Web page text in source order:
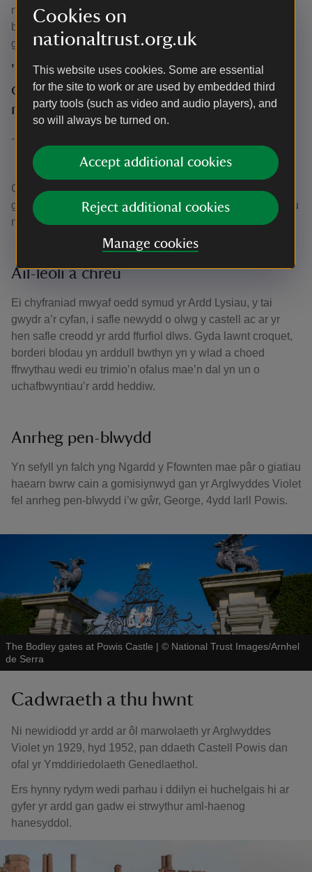
Cookies on
nationaltrust.org.uk
This website uses cookies. Some are essential
for the site to work or are used by embedded third
party tools (such as video and audio players), and
so will always be turned on.
Accept additional cookies
Reject additional cookies
Manage cookies
newidiadau mawr, nes y cyrhaeddodd rhywun arall
brwdfrydig ar ffurf yr Arglwyddes Violet (1865–1929),
gwraig 4ydd Iarll Powis.
'[I intend to make the garden at Powis]
one of the most beautiful, if not the
most beautiful in England and Wales’
- Yr Arglwyddes Violet, Iarlles Powis
Gweithiodd Violet ar yr ardd am 18 mlynedd, gan
gyfoethogi’r planhigion ar y terasau ac ychwanegu mathau
newydd o lwyni a blodau lluosflwydd.
Ail-leoli a chreu
Ei chyfraniad mwyaf oedd symud yr Ardd Lysiau, y tai
gwydr a’r cyfan, i safle newydd o olwg y castell ac ar yr
hen safle creodd yr ardd ffurfiol dlws. Gyda lawnt croquet,
borderi blodau yn arddull bwthyn yn y wlad a choed
ffrwythau wedi eu trimio’n ofalus mae’n dal yn un o
uchafbwyntiau’r ardd heddiw.
Anrheg pen-blwydd
Yn sefyll yn falch yng Ngardd y Ffownten mae pâr o giatiau
haearn bwrw cain a gomisiynwyd gan yr Arglwyddes Violet
fel anrheg pen-blwydd i’w gŵr, George, 4ydd Iarll Powis.
The Bodley gates at Powis Castle | © National Trust Images/Arnhel
de Serra
Cadwraeth a thu hwnt
Ni newidiodd yr ardd ar ôl marwolaeth yr Arglwyddes
Violet yn 1929, hyd 1952, pan ddaeth Castell Powis dan
ofal yr Ymddiriedolaeth Genedlaethol.
Ers hynny rydym wedi parhau i ddilyn ei huchelgais hi ar
gyfer yr ardd gan gadw ei strwythur aml-haenog
hanesyddol.